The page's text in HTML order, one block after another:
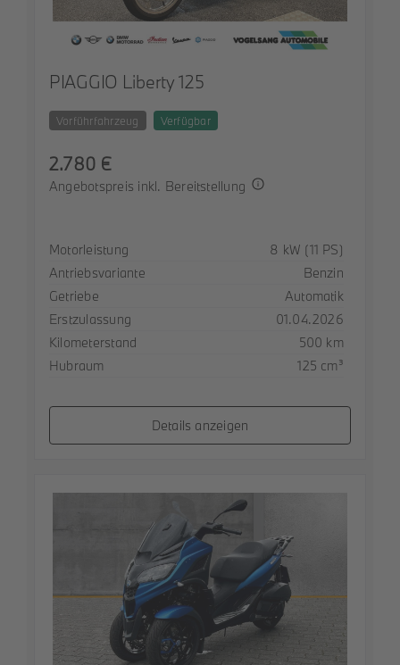
PIAGGIO Liberty 125
Vorführfahrzeug Verfügbar
2.780 €
Angebotspreis inkl. Bereitstellung
SpezifikationWert
Motorleistung
8 kW (11 PS)
Antriebsvariante
Benzin
Getriebe
Automatik
Erstzulassung
01.04.2026
Kilometerstand
500 km
Hubraum
125 cm³
Details anzeigen